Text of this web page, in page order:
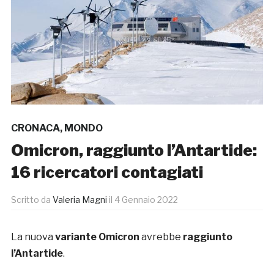
CRONACA, MONDO
Omicron, raggiunto l’Antartide:
16 ricercatori contagiati
Scritto da Valeria Magni il 4 Gennaio 2022
La nuova variante Omicron avrebbe raggiunto
l’Antartide.